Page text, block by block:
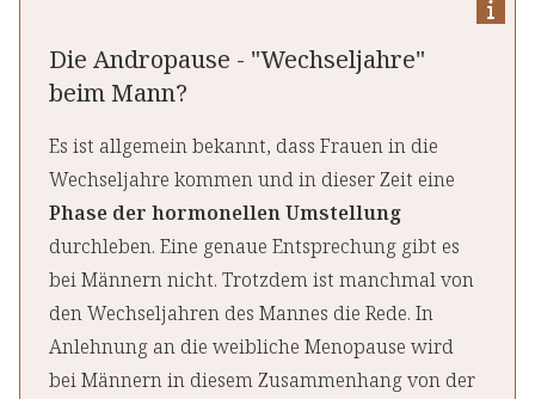
Die Andropause - "Wechseljahre"
beim Mann?
Es ist allgemein bekannt, dass Frauen in die
Wechseljahre kommen und in dieser Zeit eine
Phase der hormonellen Umstellung
durchleben. Eine genaue Entsprechung gibt es
bei Männern nicht. Trotzdem ist manchmal von
den Wechseljahren des Mannes die Rede. In
Anlehnung an die weibliche Menopause wird
bei Männern in diesem Zusammenhang von der